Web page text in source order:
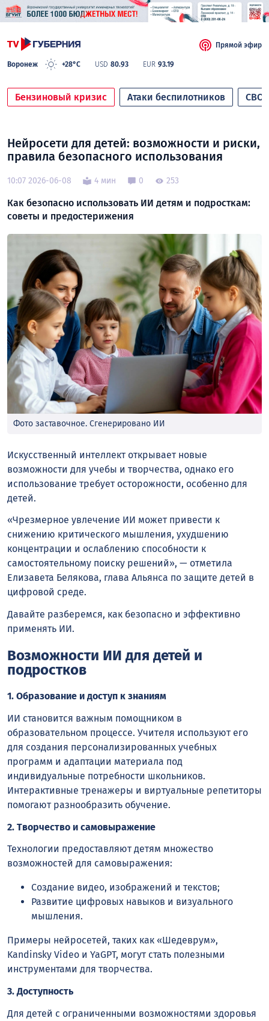
Воронеж +28°C USD 80.93 EUR 93.19
Прямой эфир
Бензиновый кризис Атаки беспилотников СВО
Нейросети для детей: возможности и риски,
правила безопасного использования
10:07 2026-06-08 4 мин 0 253
Как безопасно использовать ИИ детям и подросткам:
советы и предостерижения
Фото заставочное. Сгенерировано ИИ
Искусственный интеллект открывает новые
возможности для учебы и творчества, однако его
использование требует осторожности, особенно для
детей.
«Чрезмерное увлечение ИИ может привести к
снижению критического мышления, ухудшению
концентрации и ослаблению способности к
самостоятельному поиску решений», — отметила
Елизавета Белякова, глава Альянса по защите детей в
цифровой среде.
Давайте разберемся, как безопасно и эффективно
применять ИИ.
Возможности ИИ для детей и
подростков
1. Образование и доступ к знаниям
ИИ становится важным помощником в
образовательном процессе. Учителя используют его
для создания персонализированных учебных
программ и адаптации материала под
индивидуальные потребности школьников.
Интерактивные тренажеры и виртуальные репетиторы
помогают разнообразить обучение.
2. Творчество и самовыражение
Технологии предоставляют детям множество
возможностей для самовыражения:
Создание видео, изображений и текстов;
Развитие цифровых навыков и визуального
мышления.
Примеры нейросетей, таких как «Шедеврум»,
Kandinsky Video и YaGPT, могут стать полезными
инструментами для творчества.
3. Доступность
Для детей с ограниченными возможностями здоровья